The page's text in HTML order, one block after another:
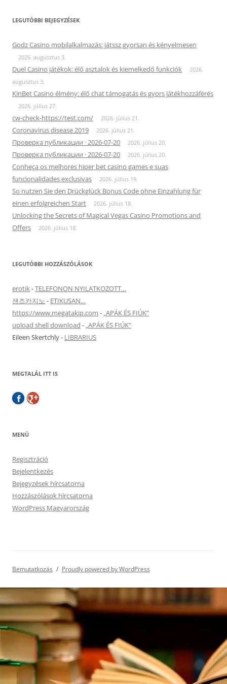
LEGUTÓBBI BEJEGYZÉSEK
Godz Casino mobilalkalmazás: játssz gyorsan és kényelmesen
2026. augusztus 3.
Duel Casino játékok: élő asztalok és kiemelkedő funkciók
2026.
augusztus 3.
KinBet Casino élmény: élő chat támogatás és gyors játékhozzáférés
2026. július 27.
cw-check-https://test.com/ 2026. július 21.
Coronavirus disease 2019 2026. július 21.
Проверка публикации · 2026-07-20 2026. július 20.
Проверка публикации · 2026-07-20 2026. július 20.
Conheça os melhores hiper bet casino games e suas
funcionalidades exclusivas
2026. július 19.
So nutzen Sie den Drückglück Bonus Code ohne Einzahlung für
einen erfolgreichen Start
2026. július 18.
Unlocking the Secrets of Magical Vegas Casino Promotions and
Offers
2026. július 18.
LEGUTÓBBI HOZZÁSZÓLÁSOK
erotik-TELEFONON NYILATKOZOTT…
샌즈카지노 - ETIKUSAN…
https://www.megatakip.com - „APÁK ÉS FIÚK”
upload shell download - „APÁK ÉS FIÚK”
Eileen Skertchly- LIBRARIUS
MEGTALÁL ITT IS
MENÜ
Regisztráció
Bejelentkezés
Bejegyzések hírcsatorna
Hozzászólások hírcsatorna
WordPress Magyarország
Bemutatkozás Proudly powered by WordPress